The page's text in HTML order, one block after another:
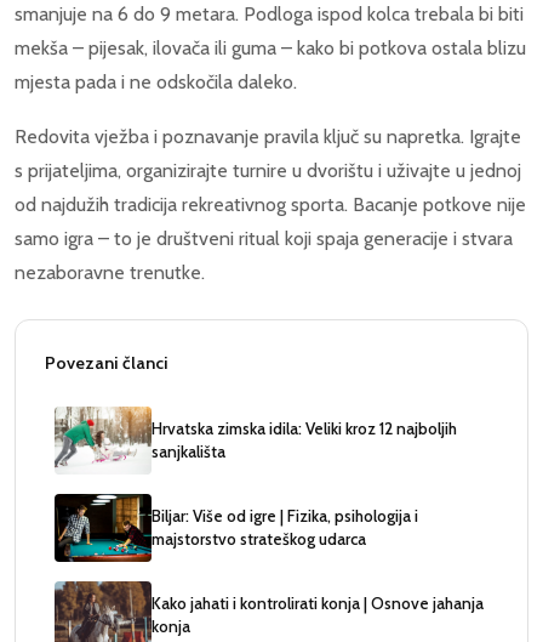
smanjuje na 6 do 9 metara. Podloga ispod kolca trebala bi biti
mekša – pijesak, ilovača ili guma – kako bi potkova ostala blizu
mjesta pada i ne odskočila daleko.
Redovita vježba i poznavanje pravila ključ su napretka. Igrajte
s prijateljima, organizirajte turnire u dvorištu i uživajte u jednoj
od najdužih tradicija rekreativnog sporta. Bacanje potkove nije
samo igra – to je društveni ritual koji spaja generacije i stvara
nezaboravne trenutke.
Povezani članci
Hrvatska zimska idila: Veliki kroz 12 najboljih
sanjkališta
Biljar: Više od igre | Fizika, psihologija i
majstorstvo strateškog udarca
Kako jahati i kontrolirati konja | Osnove jahanja
konja